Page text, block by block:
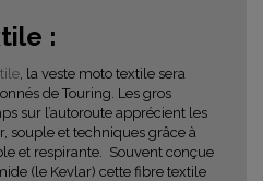
:
, la veste moto textile sera
de Touring. Les gros
sur l’autoroute apprécient les
souple et techniques grâce à
et respirante. Souvent conçue
(le Kevlar) cette fibre textile